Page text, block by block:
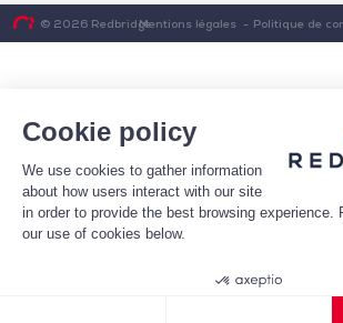
Cookie policy
We use cookies to gather information
about how users interact with our site
in order to provide the best browsing experience.
our use of cookies below.
Systèmes de trésorerie
Optimisation du BFR
© 2026 RedbridgeMentions légales Politique de